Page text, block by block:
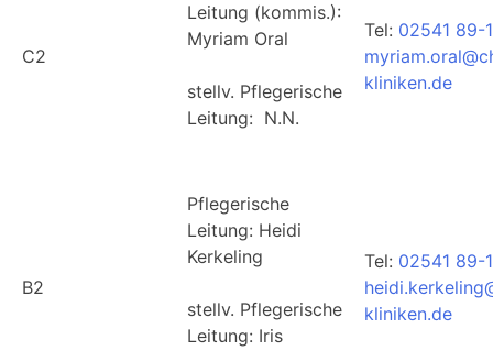
C2
Leitung (kommis.):
Myriam Oral
stellv. Pflegerische
Leitung: N.N.
Tel: 02541 89-
kliniken.de
B2
Pflegerische
Leitung: Heidi
Kerkeling
stellv. Pflegerische
Leitung: Iris
Tel: 02541 89-
kliniken.de